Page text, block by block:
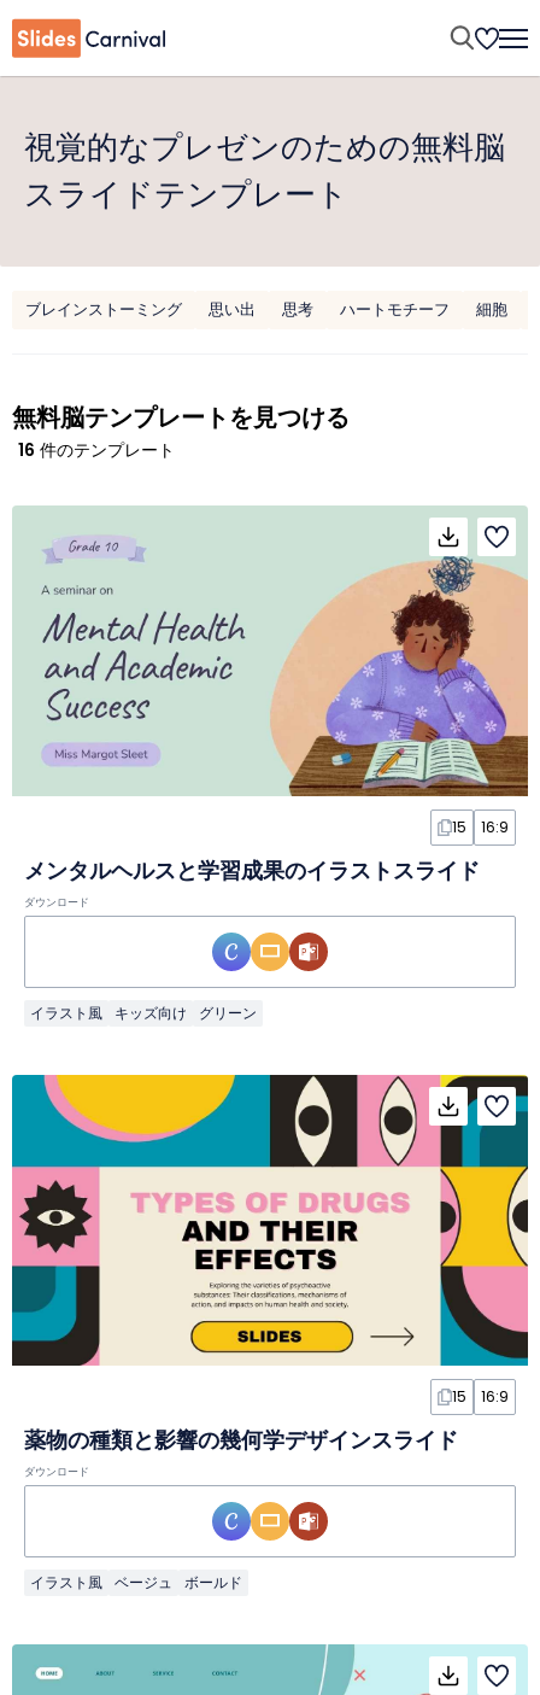
視覚的なプレゼンのための無料脳
スライドテンプレート
ブレインストーミング 思い出 思考 ハートモチーフ 細胞
無料脳テンプレートを見つける
16 件のテンプレート
15 16:9
メンタルヘルスと学習成果のイラストスライド
ダウンロード
イラスト風 キッズ向け グリーン
15 16:9
薬物の種類と影響の幾何学デザインスライド
ダウンロード
イラスト風 ベージュ ボールド